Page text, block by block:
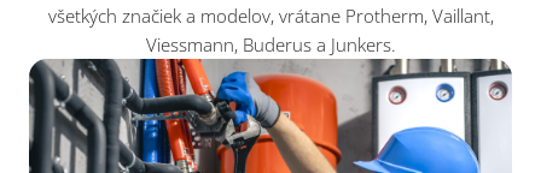
všetkých značiek a modelov, vrátane Protherm, Vaillant,
Viessmann, Buderus a Junkers.​